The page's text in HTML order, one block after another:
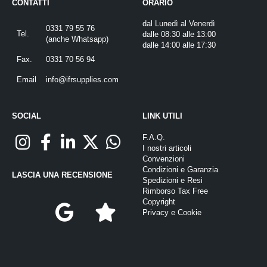
CONTATTI
Tel.
0331 79 55 76
(anche Whatsapp)
Fax. 0331 70 56 94
Email info@ifrsupplies.com
ORARIO
dal Lunedì al Venerdì
dalle 08:30 alle 13:00
dalle 14:00 alle 17:30
SOCIAL
LASCIA UNA RECENSIONE
LINK UTILI
F.A.Q.
I nostri articoli
Convenzioni
Condizioni e Garanzia
Spedizioni e Resi
Rimborso Tax Free
Copyright
Privacy e Cookie